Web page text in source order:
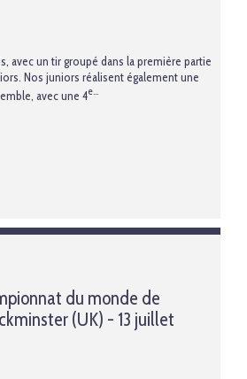
avec un tir groupé dans la première partie
Nos juniors réalisent également une
avec une 4e...
du monde de
(UK) - 13 juillet